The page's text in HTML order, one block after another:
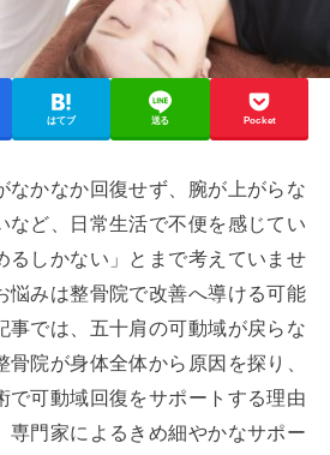
はてブ 送る Pocket
なかなか回復せず、腕が上がらな
など、日常生活で不便を感じてい
るしかない」とまで考えていませ
悩みは整骨院で改善へ導ける可能
事では、五十肩の可動域が戻らな
院が身体全体から原因を探り、
で可動域回復をサポートする理由
専門家によるきめ細やかなサポー